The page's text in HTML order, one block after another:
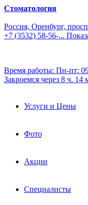
Стоматология
Россия, Оренбург,
+7 (3532) 58-56-...
Время работы: Пн-пт:
Закроемся через 8 ч. 14
Услуги и Цены
Фото
Акции
Специалисты